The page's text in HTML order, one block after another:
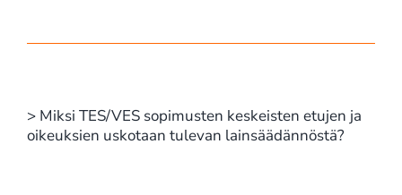
> Miksi TES/VES sopimusten keskeisten etujen ja
oikeuksien uskotaan tulevan lainsäädännöstä?